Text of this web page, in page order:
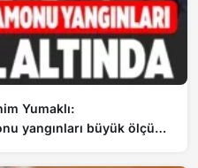
Yumaklı:
yangınları büyük ölçüde